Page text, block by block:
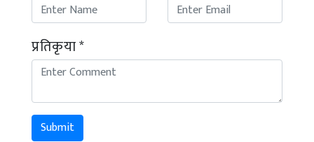
प्रतिकृया *
Submit